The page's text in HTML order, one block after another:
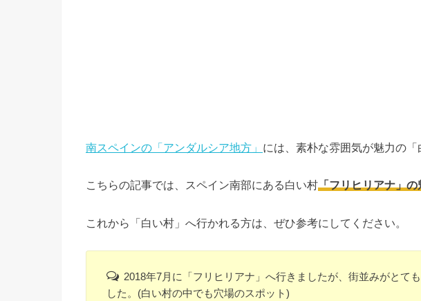
南スペインの「アンダルシア地方」 には、素朴な雰囲気が魅力の「
こちらの記事では、スペイン南部にある白い村「フリヒリアナ」の
これから「白い村」へ行かれる方は、ぜひ参考にしてください。
2018年7月に「フリヒリアナ」へ行きましたが、街並みがとて
した。(白い村の中でも穴場のスポット)